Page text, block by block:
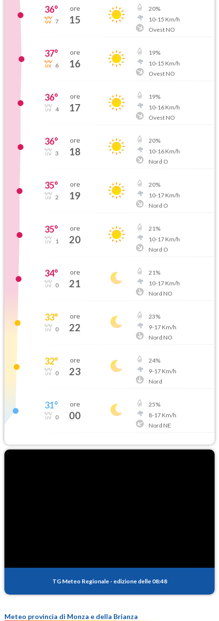
36°
7
ore
15
20%
10-15 Km/h
Ovest NO
37°
6
ore
16
19%
10-15 Km/h
Ovest NO
36°
4
ore
17
19%
10-16Km/h
Ovest NO
36°
3
ore
18
20%
10-16Km/h
Nord O
35°
2
ore
19
20%
10-17Km/h
Nord O
35°
1
ore
20
21%
10-17Km/h
Nord O
34°
0
ore
21
21%
10-17Km/h
Nord NO
33°
0
ore
22
23%
9-17Km/h
Nord NO
32°
0
ore
23
24%
9-17Km/h
Nord
31°
0
ore
00
25%
8-17Km/h
Nord NE
TG Meteo Regionale - edizione delle 08:48
Meteo provincia di Monza e della Brianza